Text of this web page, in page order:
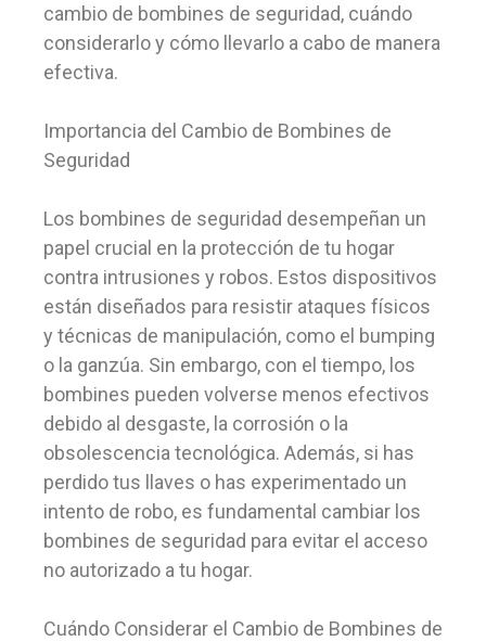
cambio de bombines de seguridad, cuándo
considerarlo y cómo llevarlo a cabo de manera
efectiva.
Importancia del Cambio de Bombines de
Seguridad
Los bombines de seguridad desempeñan un
papel crucial en la protección de tu hogar
contra intrusiones y robos. Estos dispositivos
están diseñados para resistir ataques físicos
y técnicas de manipulación, como el bumping
o la ganzúa. Sin embargo, con el tiempo, los
bombines pueden volverse menos efectivos
debido al desgaste, la corrosión o la
obsolescencia tecnológica. Además, si has
perdido tus llaves o has experimentado un
intento de robo, es fundamental cambiar los
bombines de seguridad para evitar el acceso
no autorizado a tu hogar.
Cuándo Considerar el Cambio de Bombines de